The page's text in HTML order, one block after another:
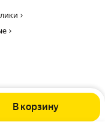
В корзину
впишется в любое
создания уютного
пространства
использовать как
для тех, кто ценит
Стильная
элементами декора.
так и современном